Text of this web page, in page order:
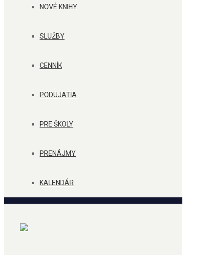
NOVÉ KNIHY
SLUŽBY
CENNÍK
PODUJATIA
PRE ŠKOLY
PRENÁJMY
KALENDÁR